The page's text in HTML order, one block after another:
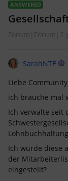
ANSWERED
Forum|Forum|2
SarahNTE
Liebe
ich brauche mal
Ich verwalte seit
Ich würde diese
der
eingestellt?